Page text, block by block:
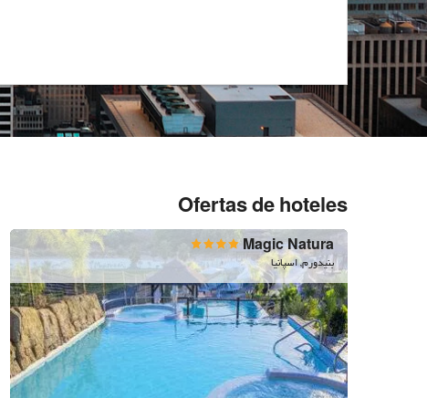
Ofertas de hoteles
Magic Natura
بنیدورم, اسپانیا